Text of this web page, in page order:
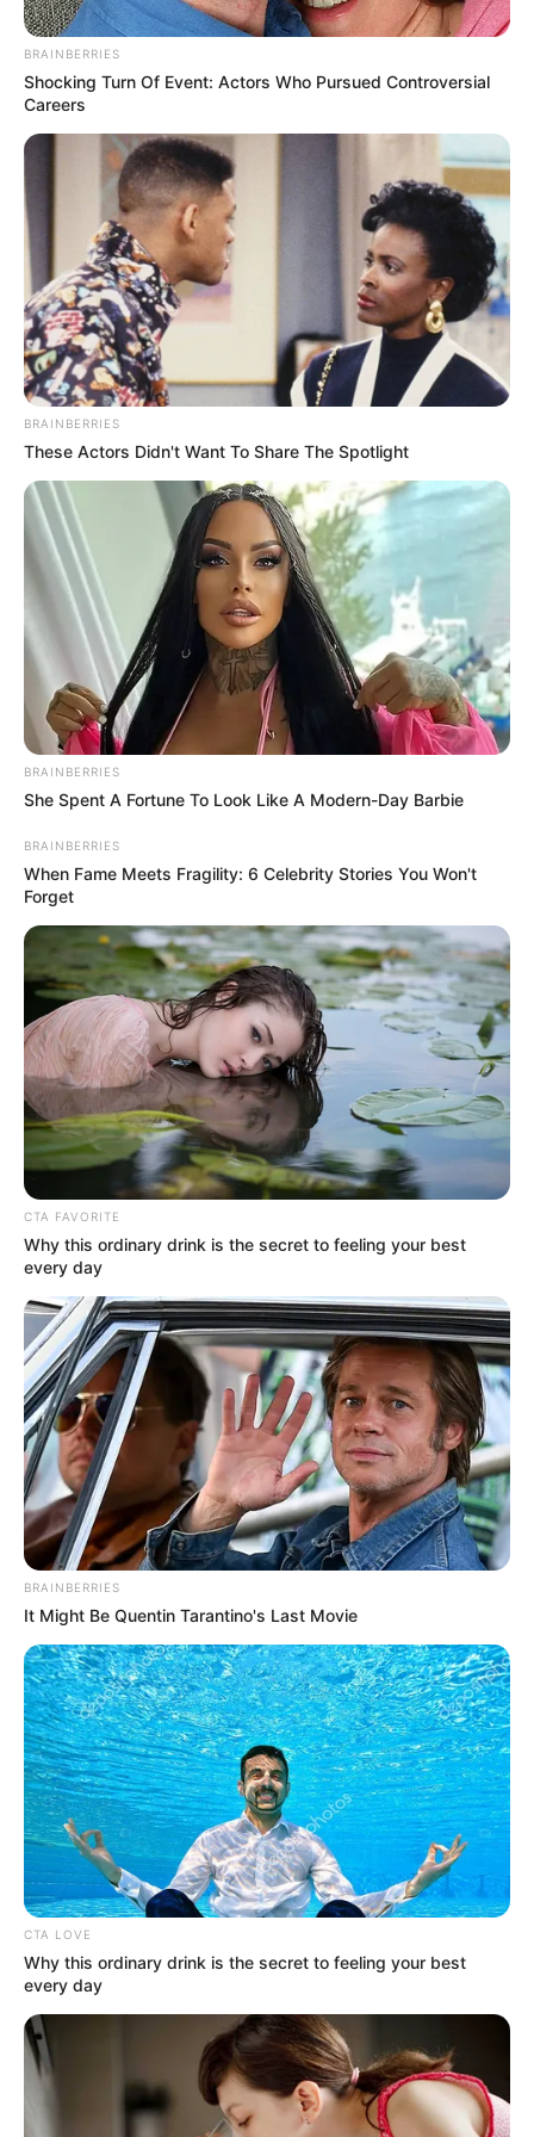
Posted
in
Friss hírek
OLASZORSZÁG RADIKÁLIS
FORDULATA – Giorgia Meloni
migrációs politikája még az AfD-
t is meglepi
bySzerző • April 28, 2026
Az európai politikai térben ritkán adódnak olyan
pillanatok, amelyek valódi fordulópontként
vonulnak be a történelembe. Ami jelenleg
Olaszországban történik
Meloniminiszterelnök vezetése alatt, pontosan
ilyen. Egy olyan radikális, határozott és
mindenekelőtt eredményes változásról van szó,
amely még a tapasztalt politikai elemzőket – sőt az
Alternative for Germanypártot is – meglepte.
BRAINBERRIES
Shocking Turn Of Event: Actors Who Pursued Controversial
Careers
BRAINBERRIES
These Actors Didn't Want To Share The Spotlight
BRAINBERRIES
She Spent A Fortune To Look Like A Modern-Day Barbie
BRAINBERRIES
When Fame Meets Fragility: 6 Celebrity Stories You Won't
Forget
CTA FAVORITE
Why this ordinary drink is the secret to feeling your best
every day
BRAINBERRIES
It Might Be Quentin Tarantino's Last Movie
CTA LOVE
Why this ordinary drink is the secret to feeling your best
every day